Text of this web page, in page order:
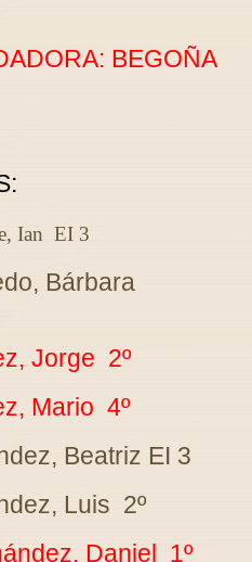
BEGOÑA
:
Ian EI 3
Bárbara
Jorge 2º
Mario 4º
Beatriz EI 3
Luis 2º
Daniel 1º